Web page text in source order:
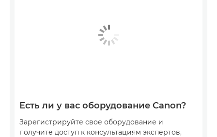
Есть ли у вас оборудование Canon?
Зарегистрируйте свое оборудование и
получите доступ к консультациям экспертов,